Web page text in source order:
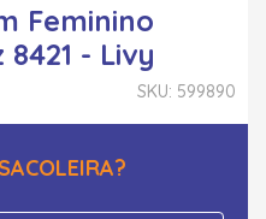
Feminino
- Livy
SKU: 599890